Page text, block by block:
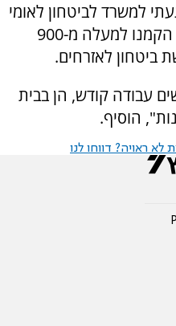
למשרד לביטחון לאומי
היו רק 70 כיתות כוננות, ומאז הקמנו למעלה מ-900
ביטחון לאזרחים.
עבודה קודש, הן בבית
הוסיף.
ראויה? דווחו לנו